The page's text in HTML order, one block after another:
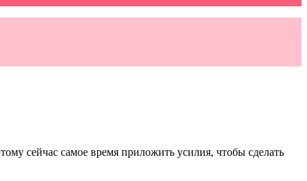
сейчас самое время приложить усилия, чтобы сделать